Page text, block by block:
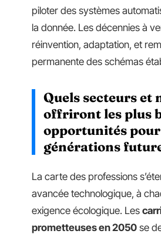
piloter des systèmes
la donnée. Les décennies à
réinvention, adaptation, et
permanente des schémas
Quels secteurs et
offriront les plus
opportunités
générations
La carte des professions
avancée technologique, à
exigence écologique. Les
prometteuses en 2050 se